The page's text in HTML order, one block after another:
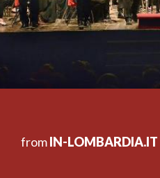
fromIN-LOMBARDIA.IT